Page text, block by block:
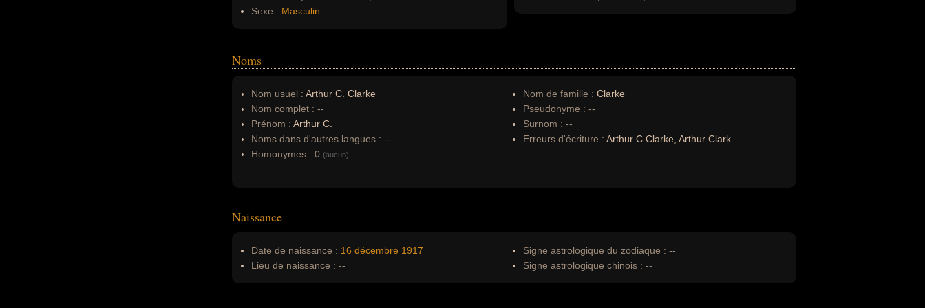
Sexe : Masculin
Noms
Nom usuel : Arthur C. Clarke
Nom complet : --
Prénom : Arthur C.
Noms dans d'autres langues : --
Homonymes : 0 (aucun)
Nom de famille : Clarke
Pseudonyme : --
Surnom : --
Erreurs d'écriture : Arthur C Clarke, Arthur Clark
Naissance
Date de naissance : 16 décembre 1917
Lieu de naissance : --
Signe astrologique du zodiaque : --
Signe astrologique chinois : --